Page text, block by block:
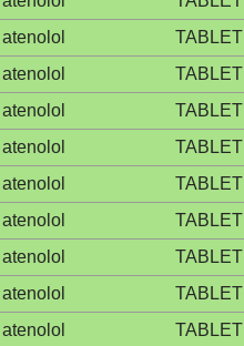
atenolol TABLET
atenolol TABLET
atenolol TABLET
atenolol TABLET
atenolol TABLET
atenolol TABLET
atenolol TABLET
atenolol TABLET
atenolol TABLET